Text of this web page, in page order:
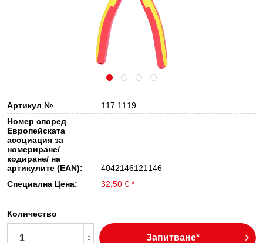
Артикул №
117.1119
Номер според
Европейската
асоциация за
номериране/
кодиране/ на
артикулите (EAN):
4042146121146
Специална Цена:
32,50 € *
Количество
Запитване*